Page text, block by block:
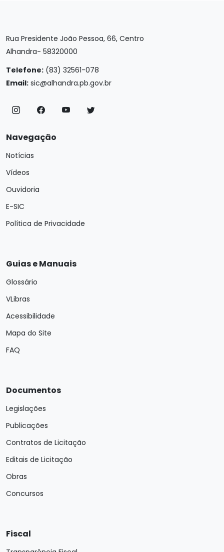
Rua Presidente João Pessoa, 66, Centro
Alhandra- 58320000
Telefone: (83) 32561-078
Email: sic@alhandra.pb.gov.br
Navegação
Notícias
Vídeos
Ouvidoria
E-SIC
Política de Privacidade
Guias e Manuais
Glossário
VLibras
Acessibilidade
Mapa do Site
FAQ
Documentos
Legislações
Publicações
Contratos de Licitação
Editais de Licitação
Obras
Concursos
Fiscal